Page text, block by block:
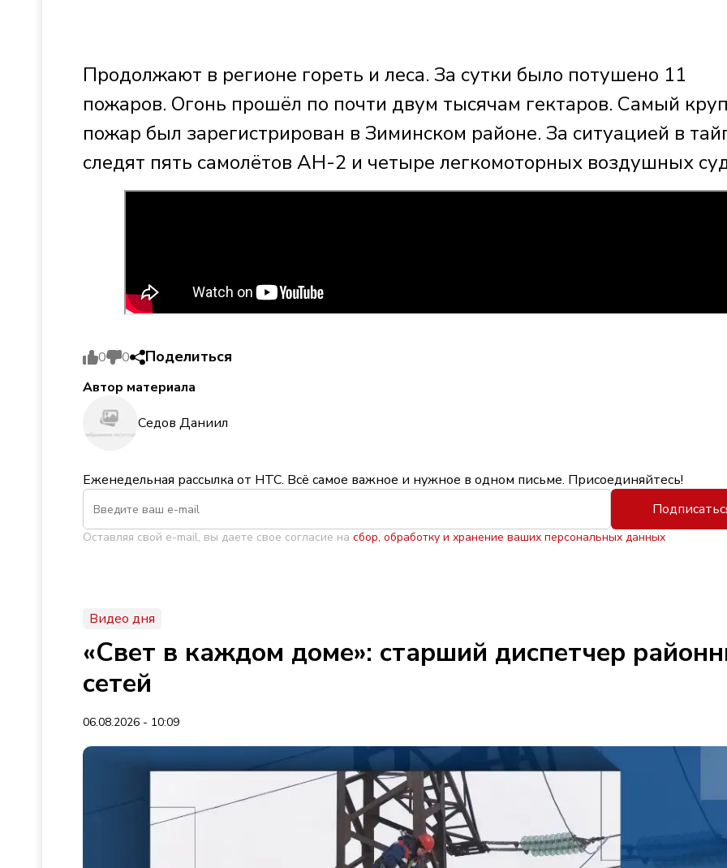
Продолжают в регионе гореть и леса. За сутки было потушено 11
пожаров. Огонь прошёл по почти двум тысячам гектаров. Самый
пожар был зарегистрирован в Зиминском районе. За ситуацией в
следят пять самолётов АН-2 и четыре легкомоторных воздушных
0 0 Поделиться
Автор материала
Седов Даниил
Еженедельная рассылка от НТС. Всё самое важное и нужное в одном письме. Присоединяйтесь!
Оставляя свой e-mail, вы даете свое согласие на сбор, обработку и хранение ваших персональных данных
Видео дня
«Свет в каждом доме»: старший диспетчер
сетей
06.08.2026 - 10:09